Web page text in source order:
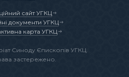
сайт УГКЦ
документи УГКЦ
карта УГКЦ
Синоду Єпископів УГКЦ.
застережено.